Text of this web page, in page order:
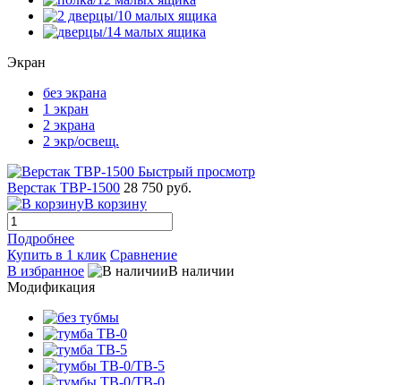
Экран
без экрана
1 экран
2 экрана
2 экр/освещ.
Быстрый просмотр
Верстак TBP-1500 28 750 руб.
В корзину
Подробнее
Купить в 1 клик Сравнение
В избранное
В наличии
Модификация